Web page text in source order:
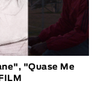
"Quase Me